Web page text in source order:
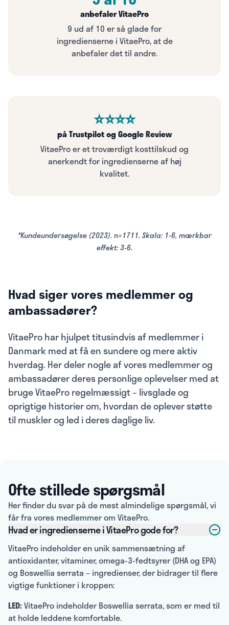
anbefaler VitaePro
9 ud af 10 er så glade for
ingredienserne i VitaePro, at de
anbefaler det til andre.
⭐⭐⭐⭐
på Trustpilot og Google Review
VitaePro er et troværdigt kosttilskud og
anerkendt for ingredienserne af høj
kvalitet.
*Kundeundersøgelse (2023). n=1711. Skala: 1-6, mærkbar
effekt: 3-6.
Hvad siger vores medlemmer og
ambassadører?
VitaePro har hjulpet titusindvis af medlemmer i
Danmark med at få en sundere og mere aktiv
hverdag. Her deler nogle af vores medlemmer og
ambassadører deres personlige oplevelser med at
bruge VitaePro regelmæssigt – livsglade og
oprigtige historier om, hvordan de oplever støtte
til muskler og led i deres daglige liv.
Ofte stillede spørgsmål
Her finder du svar på de mest almindelige spørgsmål, vi
får fra vores medlemmer om VitaePro.
Hvad er ingredienserne i VitaePro gode for?
VitaePro indeholder en unik sammensætning af
antioxidanter, vitaminer, omega-3-fedtsyrer (DHA og EPA)
og Boswellia serrata – ingredienser, der bidrager til flere
vigtige funktioner i kroppen:
LED:VitaePro indeholder Boswellia serrata, som er med til
at holde leddene komfortable.